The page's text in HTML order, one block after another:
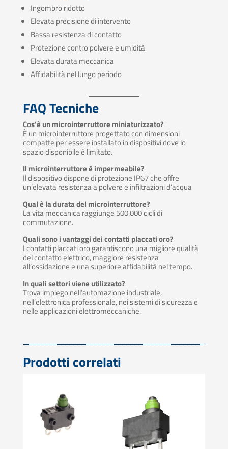
Ingombro ridotto
Elevata precisione di intervento
Bassa resistenza di contatto
Protezione contro polvere e umidità
Elevata durata meccanica
Affidabilità nel lungo periodo
FAQ Tecniche
Cos’è un microinterruttore miniaturizzato?
È un microinterruttore progettato con dimensioni
compatte per essere installato in dispositivi dove lo
spazio disponibile è limitato.
Il microinterruttore è impermeabile?
Il dispositivo dispone di protezione IP67 che offre
un’elevata resistenza a polvere e infiltrazioni d’acqua
Qual è la durata del microinterruttore?
La vita meccanica raggiunge 500.000 cicli di
commutazione.
Quali sono i vantaggi dei contatti placcati oro?
I contatti placcati oro garantiscono una migliore qualità
del contatto elettrico, maggiore resistenza
all’ossidazione e una superiore affidabilità nel tempo.
In quali settori viene utilizzato?
Trova impiego nell’automazione industriale,
nell’elettronica professionale, nei sistemi di sicurezza e
nelle applicazioni elettromeccaniche.
Prodotti correlati